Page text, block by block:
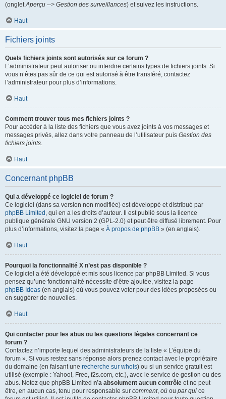
(ongletAperçu --> Gestion des surveillances) et suivez les instructions.
Haut
Fichiers joints
Quels fichiers joints sont autorisés sur ce forum ?
L’administrateur peut autoriser ou interdire certains types de fichiers joints. Si
vous n’êtes pas sûr de ce qui est autorisé à être transféré, contactez
l’administrateur pour plus d’informations.
Haut
Comment trouver tous mes fichiers joints ?
Pour accéder à la liste des fichiers que vous avez joints à vos messages et
messages privés, allez dans votre panneau de l’utilisateur puis Gestion des
fichiers joints.
Haut
Concernant phpBB
Qui a développé ce logiciel de forum ?
Ce logiciel (dans sa version non modifiée) est développé et distribué par
phpBB Limited , qui en a les droits d’auteur. Il est publié sous la licence
publique générale GNU version 2 (GPL-2.0) et peut être diffusé librement. Pour
plus d’informations, visitez la page « À propos de phpBB » (en anglais).
Haut
Pourquoi la fonctionnalité X n’est pas disponible ?
Ce logiciel a été développé et mis sous licence par phpBB Limited. Si vous
pensez qu’une fonctionnalité nécessite d’être ajoutée, visitez la page
phpBB Ideas (en anglais) où vous pouvez voter pour des idées proposées ou
en suggérer de nouvelles.
Haut
Qui contacter pour les abus ou les questions légales concernant ce
forum ?
Contactez n’importe lequel des administrateurs de la liste « L’équipe du
forum ». Si vous restez sans réponse alors prenez contact avec le propriétaire
du domaine (en faisant une recherche sur whois) ou si un service gratuit est
utilisé (exemple : Yahoo!, Free, f2s.com, etc.), avec le service de gestion ou des
abus. Notez que phpBB Limited n’a absolument aucun contrôle et ne peut
être, en aucun cas, tenu pour responsable sur comment, où ou par qui ce